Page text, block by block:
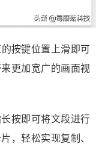
按键位置上滑即可
更加宽广的画面视
按即可将文段进行
，轻松实现复制、